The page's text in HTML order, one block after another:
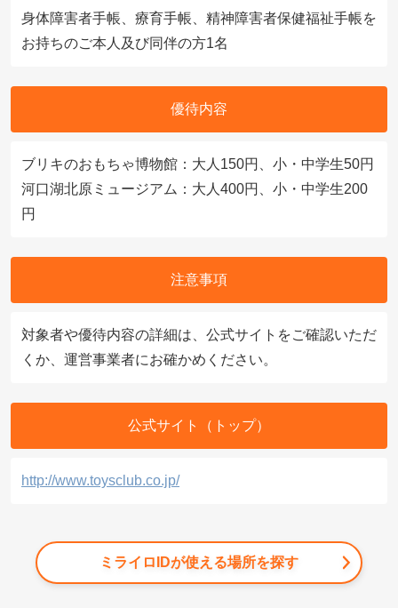
身体障害者手帳、療育手帳、精神障害者保健福祉手帳を
お持ちのご本人及び同伴の方1名
優待内容
ブリキのおもちゃ博物館：大人150円、小・中学生50円
河口湖北原ミュージアム：大人400円、小・中学生200
円
注意事項
対象者や優待内容の詳細は、公式サイトをご確認いただ
くか、運営事業者にお確かめください。
公式サイト（トップ）
http://www.toysclub.co.jp/
ミライロIDが使える場所を探す